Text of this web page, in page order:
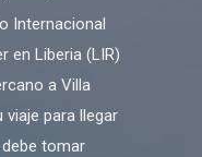
Internacional
en Liberia (LIR)
a Villa
viaje para llegar
tomar